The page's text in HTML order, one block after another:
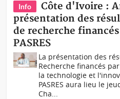
Info
Côte d'Ivoire :
présentation des
de recherche
PASRES
La présentation des
Recherche financés
la technologie et
PASRES aura lieu le
Cha...